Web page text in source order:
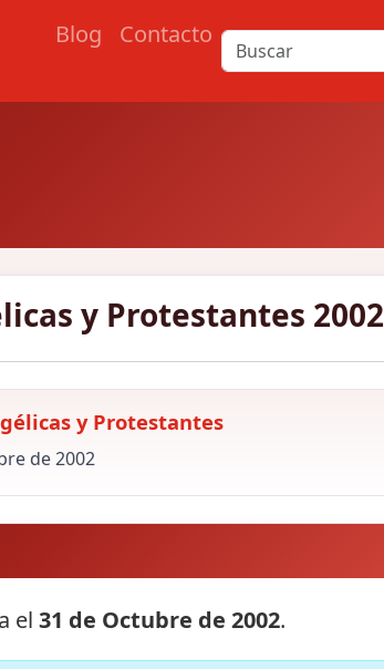
Blog Contacto
y Protestantes 2002
y Protestantes
de 2002
el31 de Octubre de 2002.